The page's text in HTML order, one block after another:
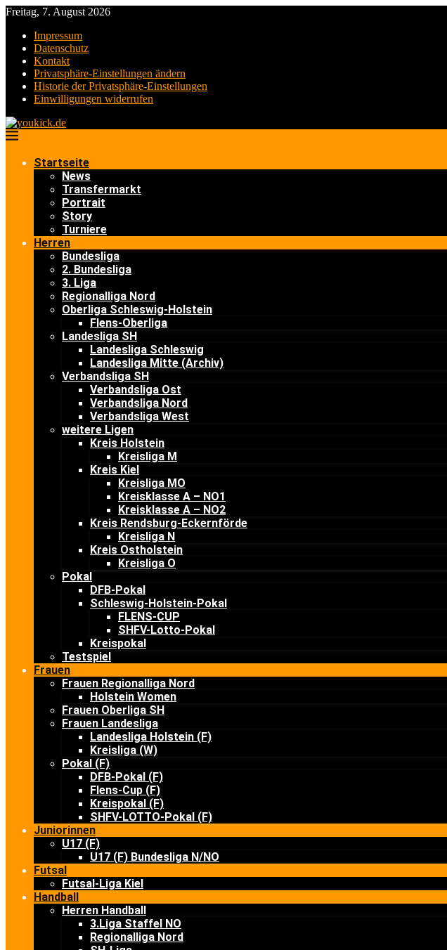
Freitag, 7. August 2026
Impressum
Datenschutz
Kontakt
Privatsphäre-Einstellungen ändern
Historie der Privatsphäre-Einstellungen
Einwilligungen widerrufen
Startseite
News
Transfermarkt
Portrait
Story
Turniere
Herren
Bundesliga
2. Bundesliga
3. Liga
Regionalliga Nord
Oberliga Schleswig-Holstein
Flens-Oberliga
Landesliga SH
Landesliga Schleswig
Landesliga Mitte (Archiv)
Verbandsliga SH
Verbandsliga Ost
Verbandsliga Nord
Verbandsliga West
weitere Ligen
Kreis Holstein
Kreisliga M
Kreis Kiel
Kreisliga MO
Kreisklasse A – NO1
Kreisklasse A – NO2
Kreis Rendsburg-Eckernförde
Kreisliga N
Kreis Ostholstein
Kreisliga O
Pokal
DFB-Pokal
Schleswig-Holstein-Pokal
FLENS-CUP
SHFV-Lotto-Pokal
Kreispokal
Testspiel
Frauen
Frauen Regionalliga Nord
Holstein Women
Frauen Oberliga SH
Frauen Landesliga
Landesliga Holstein (F)
Kreisliga (W)
Pokal (F)
DFB-Pokal (F)
Flens-Cup (F)
Kreispokal (F)
SHFV-LOTTO-Pokal (F)
Juniorinnen
U17 (F)
U17 (F) Bundesliga N/NO
Futsal
Futsal-Liga Kiel
Handball
Herren Handball
3.Liga Staffel NO
Regionalliga Nord